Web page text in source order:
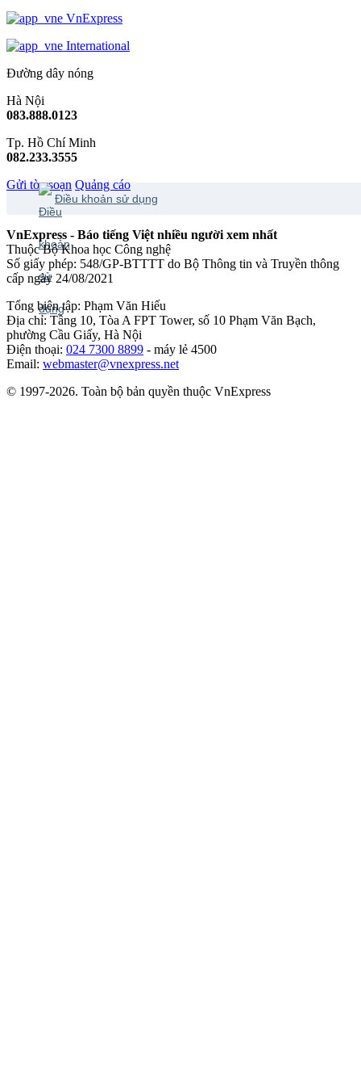
VnExpress
International
Đường dây nóng
Hà Nội
083.888.0123
Tp. Hồ Chí Minh
082.233.3555
Gửi tòa soạn Quảng cáo
Điều khoản sử dụng
VnExpress - Báo tiếng Việt nhiều người xem nhất
Thuộc Bộ Khoa học Công nghệ
Số giấy phép: 548/GP-BTTTT do Bộ Thông tin và Truyền thông
cấp ngày 24/08/2021
Tổng biên tập: Phạm Văn Hiếu
Địa chỉ: Tầng 10, Tòa A FPT Tower, số 10 Phạm Văn Bạch,
phường Cầu Giấy, Hà Nội
Điện thoại: 024 7300 8899 - máy lẻ 4500
Email: webmaster@vnexpress.net
© 1997-2026. Toàn bộ bản quyền thuộc VnExpress